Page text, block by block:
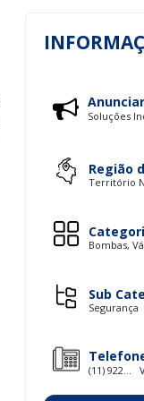
Soluções
Região
Território
Bombas,
Sub
Segurança
(11) 922...